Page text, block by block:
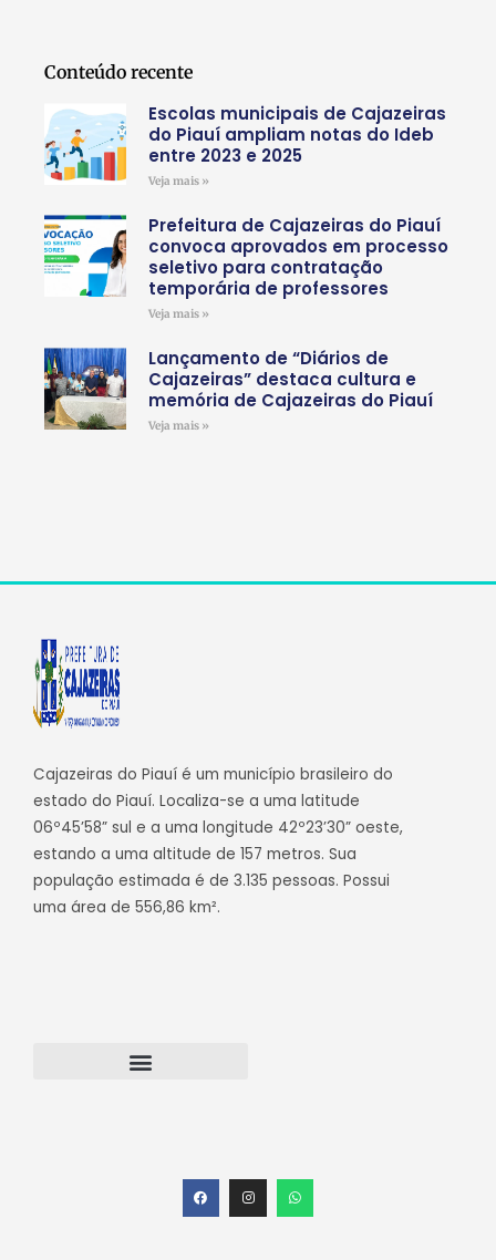
Conteúdo recente
Escolas municipais de Cajazeiras
do Piauí ampliam notas do Ideb
entre 2023 e 2025
Veja mais »
Prefeitura de Cajazeiras do Piauí
convoca aprovados em processo
seletivo para contratação
temporária de professores
Veja mais »
Lançamento de “Diários de
Cajazeiras” destaca cultura e
memória de Cajazeiras do Piauí
Veja mais »
Cajazeiras do Piauí é um município brasileiro do
estado do Piauí. Localiza-se a uma latitude
06º45’58” sul e a uma longitude 42º23’30” oeste,
estando a uma altitude de 157 metros. Sua
população estimada é de 3.135 pessoas. Possui
uma área de 556,86 km².